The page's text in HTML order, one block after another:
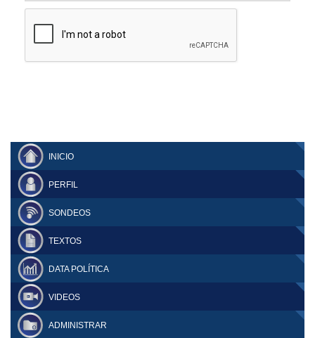
INICIO
PERFIL
SONDEOS
TEXTOS
DATA POLÍTICA
VIDEOS
ADMINISTRAR